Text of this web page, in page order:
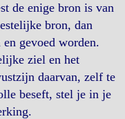
de enige bron is van
bron, dan
gevoed worden.
ziel en het
daarvan, zelf te
beseft, stel je in je